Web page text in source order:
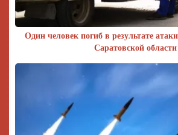
Один человек погиб в результате
Саратовской области